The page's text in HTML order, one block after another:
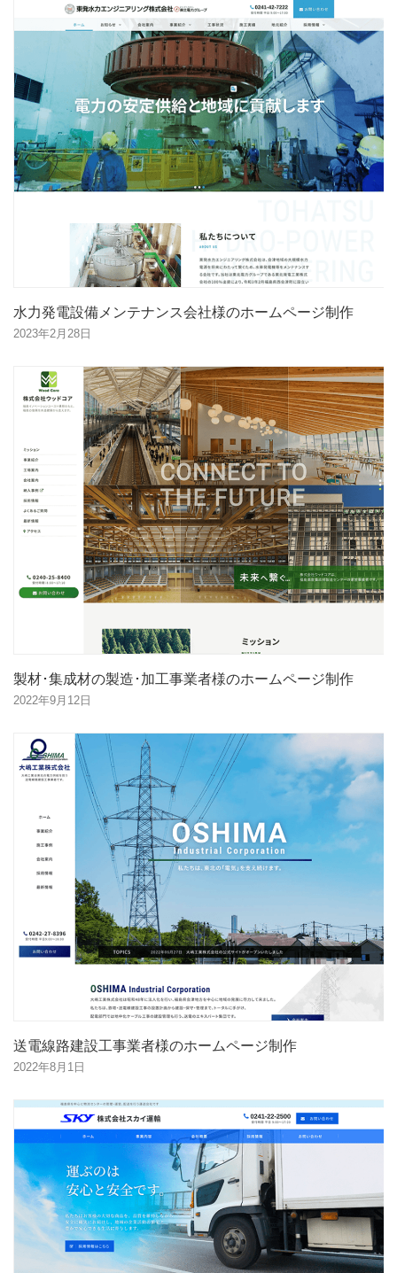
水力発電設備メンテナンス会社様のホームページ制作
2023年2月28日
製材･集成材の製造･加工事業者様のホームページ制作
2022年9月12日
送電線路建設工事業者様のホームページ制作
2022年8月1日